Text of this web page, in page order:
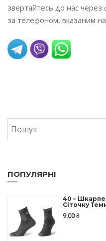
звертайтесь до нас
за телефоном, вказаним на
ПОПУЛЯРНІ
40 –
Сіточку
9.00₴